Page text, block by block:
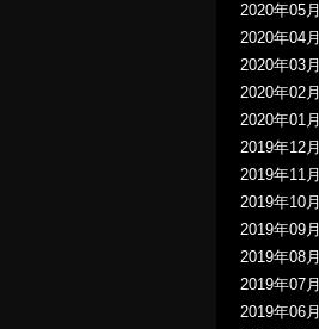
2020年05月
2020年04月
2020年03月
2020年02月
2020年01月
2019年12月
2019年11月
2019年10月
2019年09月
2019年08月
2019年07月
2019年06月